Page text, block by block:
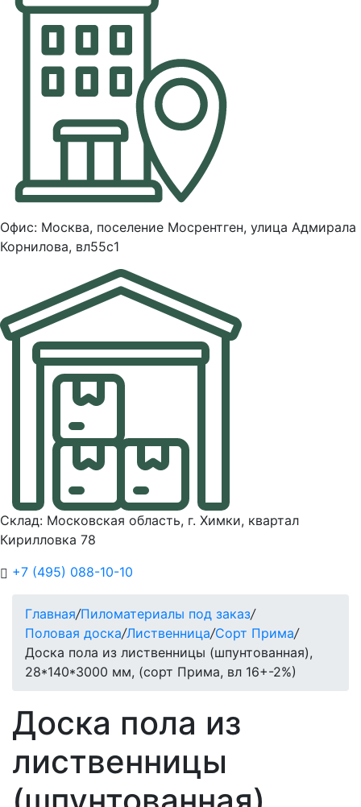
Офис: Москва, поселение Мосрентген, улица Адмирала
Корнилова, вл55с1
Склад: Московская область, г. Химки, квартал
Кирилловка 78
+7 (495) 088-10-10
Главная/Пиломатериалы под заказ/
Половая доска/Лиственница/Сорт Прима/
Доска пола из лиственницы (шпунтованная),
28*140*3000 мм, (сорт Прима, вл 16+-2%)
Доска пола из
лиственницы